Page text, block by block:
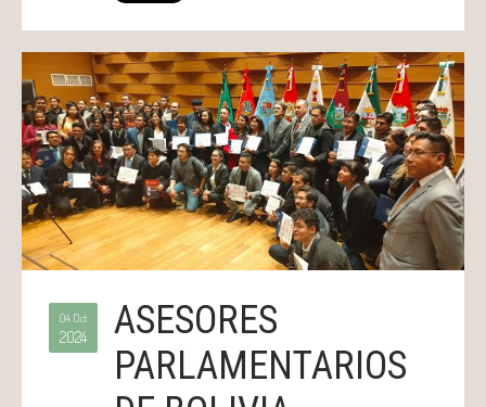
04 Oct
2024
ASESORES
PARLAMENTARIOS